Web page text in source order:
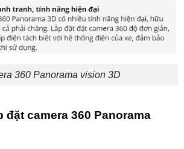
360 Panorama vision 3D
đặt camera 360 Panorama